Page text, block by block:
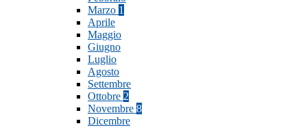
Marzo 1
Aprile
Maggio
Giugno
Luglio
Agosto
Settembre
Ottobre 2
Novembre 8
Dicembre